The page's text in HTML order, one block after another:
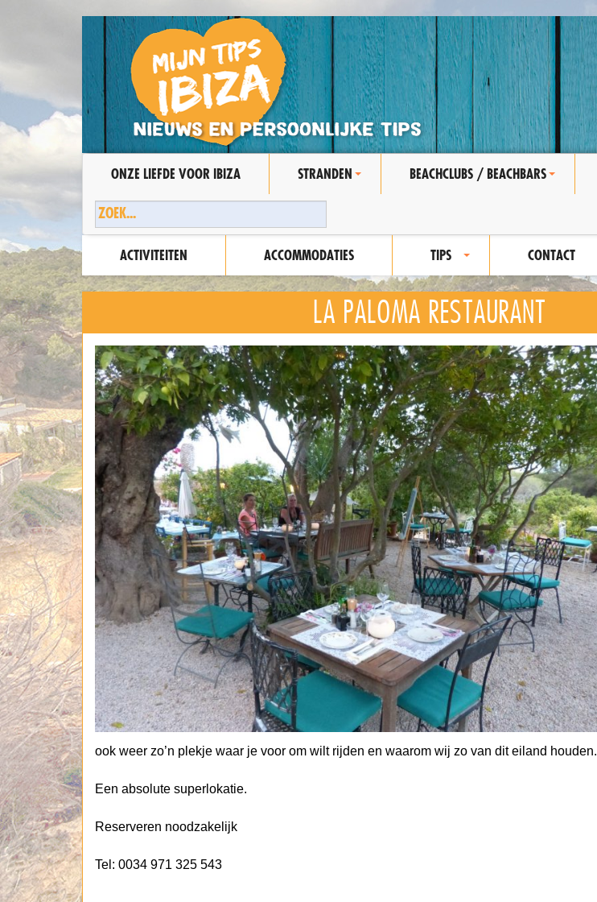
ONZE LIEFDE VOOR IBIZA STRANDEN BEACHCLUBS / BEACHBARS
ACTIVITEITEN ACCOMMODATIES TIPS CONTACT
LA PALOMA RESTAURANT
ook weer zo’n plekje waar je voor om wilt rijden en waarom wij zo van dit eiland houden.
Een absolute superlokatie.
Reserveren noodzakelijk
Tel: 0034 971 325 543